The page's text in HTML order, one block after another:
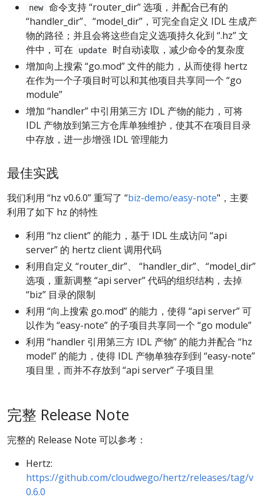
new 命令支持 “router_dir” 选项，并配合已有的
“handler_dir”、“model_dir”，可完全自定义 IDL 生成产
物的路径；并且会将这些自定义选项持久化到 “.hz” 文
件中，可在
update
时自动读取，减少命令的复杂度
增加向上搜索 “go.mod” 文件的能力，从而使得 hertz
在作为一个子项目时可以和其他项目共享同一个 “go
module”
增加 “handler” 中引用第三方 IDL 产物的能力，可将
IDL 产物放到第三方仓库单独维护，使其不在项目目录
中存放，进一步增强 IDL 管理能力
最佳实践
我们利用 “hz v0.6.0” 重写了 “biz-demo/easy-note"，主要
利用了如下 hz 的特性
利用 “hz client” 的能力，基于 IDL 生成访问 “api
server” 的 hertz client 调用代码
利用自定义 “router_dir”、 “handler_dir”、“model_dir”
选项，重新调整 “api server” 代码的组织结构，去掉
“biz” 目录的限制
利用 “向上搜索 go.mod” 的能力，使得 “api server” 可
以作为 “easy-note” 的子项目共享同一个 “go module”
利用 “handler 引用第三方 IDL 产物” 的能力并配合 “hz
model” 的能力，使得 IDL 产物单独存到到 “easy-note”
项目里，而并不存放到 “api server” 子项目里
完整 Release Note
完整的 Release Note 可以参考：
Hertz:
https://github.com/cloudwego/hertz/releases/tag/v
0.6.0